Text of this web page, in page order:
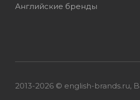
Английские бренды
2013-2026 © english-brands.ru,